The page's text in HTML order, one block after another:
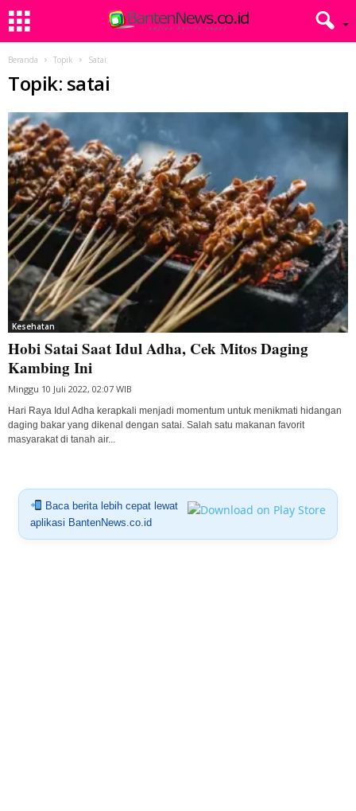
Beranda Topik Satai
Topik: satai
Kesehatan
Hobi Satai Saat Idul Adha, Cek Mitos Daging
Kambing Ini
Minggu 10 Juli 2022, 02:07 WIB
Hari Raya Idul Adha kerapkali menjadi momentum untuk menikmati hidangan
daging bakar yang dikenal dengan satai. Salah satu makanan favorit
masyarakat di tanah air...
Baca berita lebih cepat lewat
aplikasi BantenNews.co.id